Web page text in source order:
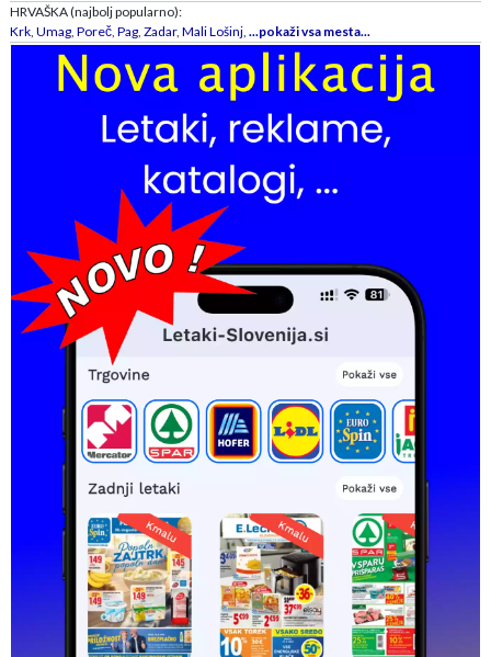
HRVAŠKA (najbolj popularno):
Krk, Umag, Poreč, Pag, Zadar, Mali Lošinj, ...pokaži vsa mesta...